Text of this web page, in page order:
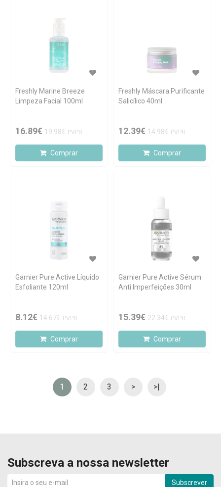
Freshly Marine Breeze
Limpeza Facial 100ml
16.89€ 19.98€ PVPR
Comprar
Freshly Máscara Purificante
Salicílico 40ml
12.39€ 14.98€ PVPR
Comprar
Garnier Pure Active Líquido
Esfoliante 120ml
8.12€ 14.67€ PVPR
Comprar
Garnier Pure Active Sérum
Anti Imperfeições 30ml
15.39€ 22.34€ PVPR
Comprar
1 2 3 > >|
Subscreva a nossa newsletter
Subscrever